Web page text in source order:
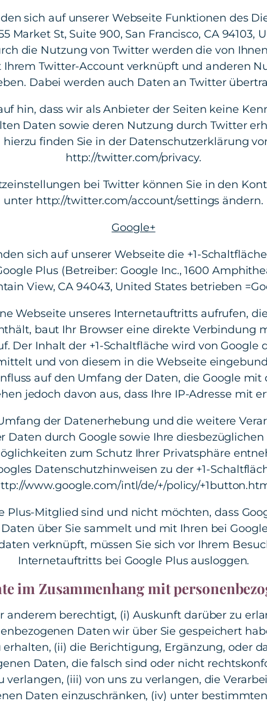
sich auf unserer Webseite Funktionen des
Market St, Suite 900, San Francisco, CA 94103,
die Nutzung von Twitter werden die von
Twitter-Account verknüpft und anderen
Dabei werden auch Daten an Twitter
hin, dass wir als Anbieter der Seiten keine
Daten sowie deren Nutzung durch Twitter
finden Sie in der Datenschutzerklärung
http://twitter.com/privacy.
bei Twitter können Sie in den
unter http://twitter.com/account/settings ändern.
Google+
sich auf unserer Webseite die +1-
Plus (Betreiber: Google Inc., 1600
View, CA 94043, United States betrieben
Webseite unseres Internetauftritts aufrufen,
baut Ihr Browser eine direkte Verbindung
Der Inhalt der +1-Schaltfläche wird von Google
und von diesem in die Webseite
auf den Umfang der Daten, die Google mit
jedoch davon aus, dass Ihre IP-Adresse mit
der Datenerhebung und die weitere
Daten durch Google sowie Ihre
zum Schutz Ihrer Privatsphäre
Datenschutzhinweisen zu der +1-
www.google.com/intl/de/+/policy/
Plus-Mitglied sind und nicht möchten, dass
über Sie sammelt und mit Ihren bei
verknüpft, müssen Sie sich vor Ihrem
Internetauftritts bei Google Plus ausloggen.
im Zusammenhang mit
anderem berechtigt, (i) Auskunft darüber zu
Daten wir über Sie gespeichert
(ii) die Berichtigung, Ergänzung, oder
Daten, die falsch sind oder nicht
verlangen, (iii) von uns zu verlangen, die
Daten einzuschränken, (iv) unter